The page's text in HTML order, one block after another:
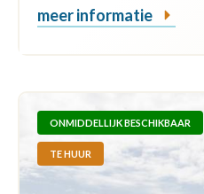
meer informatie
ONMIDDELLIJK BESCHIKBAAR
TE HUUR